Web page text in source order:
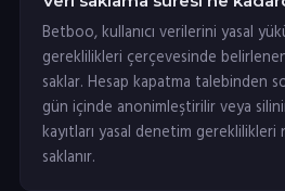
Betboo, kullanıcı verilerini yasal
gereklilikleri çerçevesinde
saklar. Hesap kapatma talebinden
gün içinde anonimleştirilir veya
kayıtları yasal denetim gereklilikleri
saklanır.